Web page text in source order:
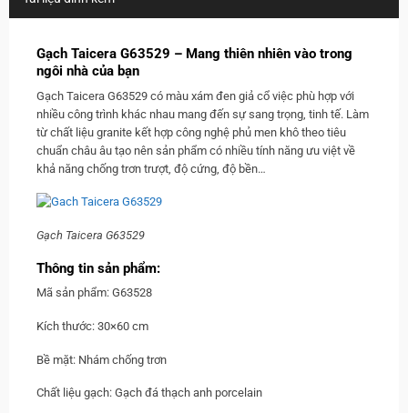
Gạch Taicera G63529 – Mang thiên nhiên vào trong
ngôi nhà của bạn
Gạch Taicera G63529 có màu xám đen giả cổ việc phù hợp với
nhiều công trình khác nhau mang đến sự sang trọng, tinh tế. Làm
từ chất liệu granite kết hợp công nghệ phủ men khô theo tiêu
chuẩn châu âu tạo nên sản phẩm có nhiều tính năng ưu việt về
khả năng chống trơn trượt, độ cứng, độ bền…
Gạch Taicera G63529
Thông tin sản phẩm:
Mã sản phẩm: G63528
Kích thước: 30×60 cm
Bề mặt: Nhám chống trơn
Chất liệu gạch: Gạch đá thạch anh porcelain